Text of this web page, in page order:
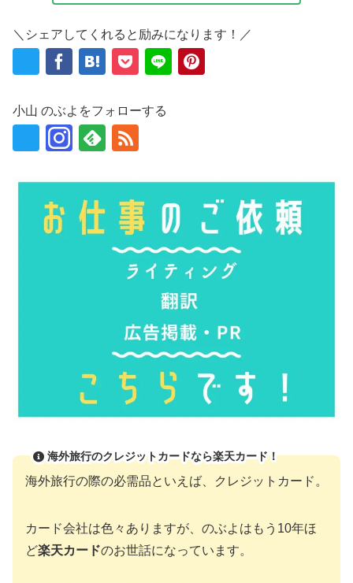
＼シェアしてくれると励みになります！／
小山 のぶよをフォローする
海外旅行のクレジットカードなら楽天カード！
海外旅行の際の必需品といえば、クレジットカード。
カード会社は色々ありますが、のぶよはもう10年ほ
ど楽天カードのお世話になっています。